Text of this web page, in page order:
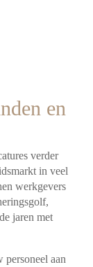
en
verder
in veel
werkgevers
jaren met
personeel aan